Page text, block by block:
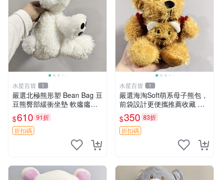
水星百貨 1
嚴選北極熊形塑 Bean Bag 豆
豆熊臀部緩衝坐墊 軟癟癟舒
壓設計 保暖又實用 適合久坐
放松 推薦居家使用 RUSS系
列 豆豆熊屁屁坐墊 3D顆粒結
$610 91折
折扣碼
水星百貨 1
嚴選海淘Soft萌系母子熊包，
前袋設計更便攜推薦收藏 母
子熊 軟綿綿 包包
$350 83折
折扣碼